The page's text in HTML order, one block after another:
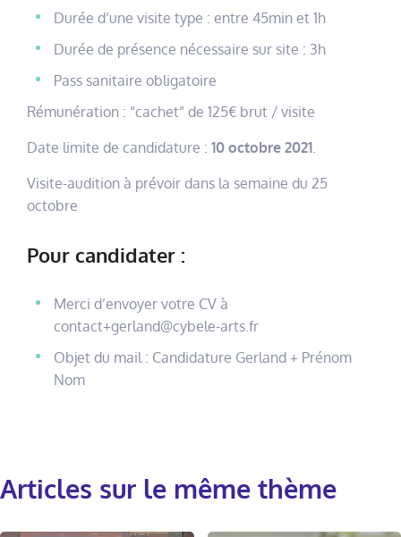
Durée d’une visite type : entre 45min et 1h
Durée de présence nécessaire sur site : 3h
Pass sanitaire obligatoire
Rémunération : “cachet” de 125€ brut / visite
Date limite de candidature : 10 octobre 2021.
Visite-audition à prévoir dans la semaine du 25
octobre
Pour candidater :
Merci d’envoyer votre CV à
contact+gerland@cybele-arts.fr
Objet du mail : Candidature Gerland + Prénom
Nom
Articles sur le même thème